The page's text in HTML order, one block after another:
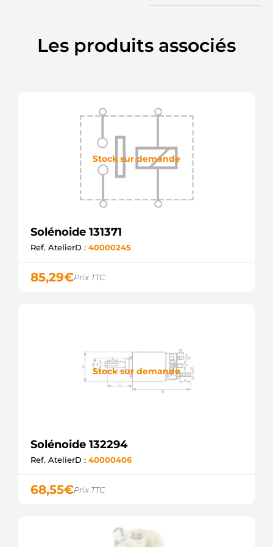
Les produits associés
Stock sur demande
Solénoide 131371
Ref. AtelierD : 40000245
85,29€Prix TTC
Stock sur demande
Solénoide 132294
Ref. AtelierD : 40000406
68,55€Prix TTC